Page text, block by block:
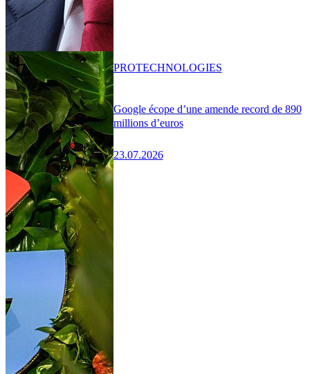
Google écope d’une amende record de 890
millions d’euros
23.07.2026
PROTECHNOLOGIES